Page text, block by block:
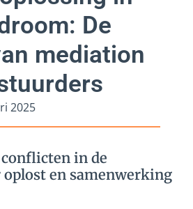
De
mediation
2025
in de
en samenwerking